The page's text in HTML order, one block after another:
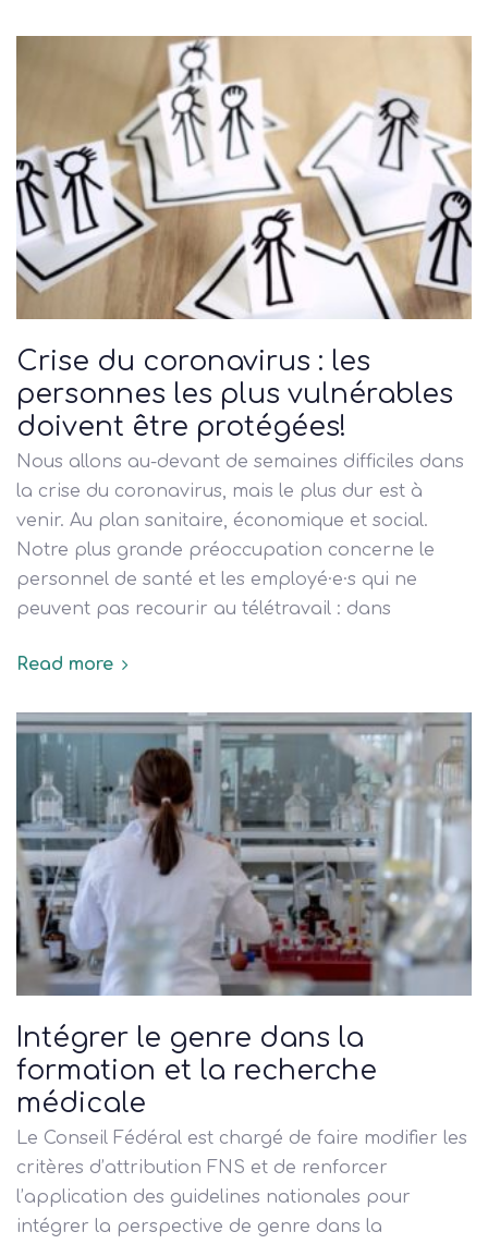
Crise du coronavirus : les
personnes les plus vulnérables
doivent être protégées!
Nous allons au-devant de semaines difficiles dans
la crise du coronavirus, mais le plus dur est à
venir. Au plan sanitaire, économique et social.
Notre plus grande préoccupation concerne le
personnel de santé et les employé·e·s qui ne
peuvent pas recourir au télétravail : dans
Read more
Intégrer le genre dans la
formation et la recherche
médicale
Le Conseil Fédéral est chargé de faire modifier les
critères d’attribution FNS et de renforcer
l’application des guidelines nationales pour
intégrer la perspective de genre dans la